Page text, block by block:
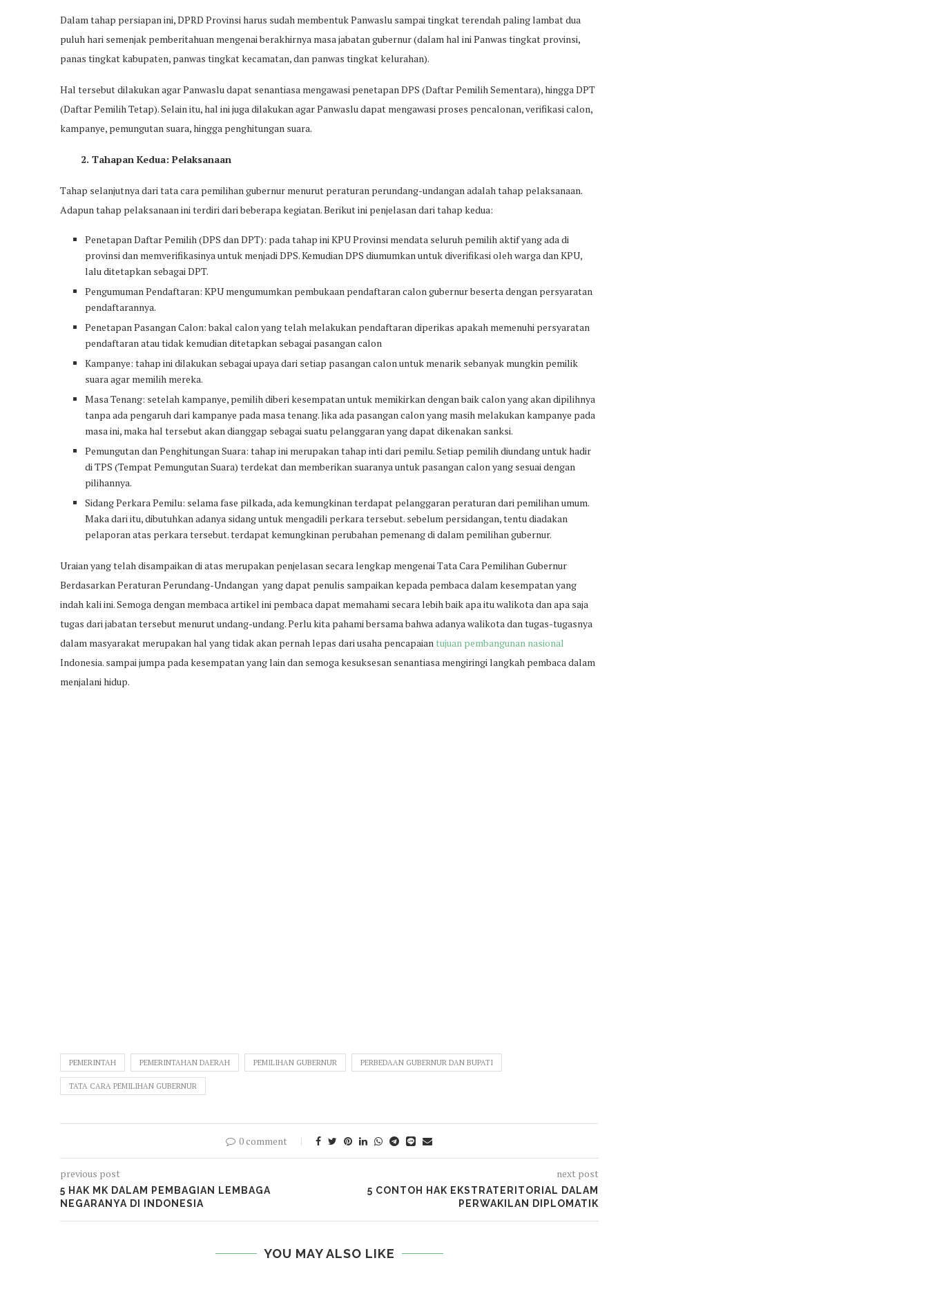
Dalam tahap persiapan ini, DPRD Provinsi harus sudah membentuk Panwaslu sampai tingkat terendah paling lambat dua
puluh hari semenjak pemberitahuan mengenai berakhirnya masa jabatan gubernur (dalam hal ini Panwas tingkat provinsi,
panas tingkat kabupaten, panwas tingkat kecamatan, dan panwas tingkat kelurahan).
Hal tersebut dilakukan agar Panwaslu dapat senantiasa mengawasi penetapan DPS (Daftar Pemilih Sementara), hingga DPT
(Daftar Pemilih Tetap). Selain itu, hal ini juga dilakukan agar Panwaslu dapat mengawasi proses pencalonan, verifikasi calon,
kampanye, pemungutan suara, hingga penghitungan suara.
2. Tahapan Kedua: Pelaksanaan
Tahap selanjutnya dari tata cara pemilihan gubernur menurut peraturan perundang-undangan adalah tahap pelaksanaan.
Adapun tahap pelaksanaan ini terdiri dari beberapa kegiatan. Berikut ini penjelasan dari tahap kedua:
Penetapan Daftar Pemilih (DPS dan DPT): pada tahap ini KPU Provinsi mendata seluruh pemilih aktif yang ada di
provinsi dan memverifikasinya untuk menjadi DPS. Kemudian DPS diumumkan untuk diverifikasi oleh warga dan KPU,
lalu ditetapkan sebagai DPT.
Pengumuman Pendaftaran: KPU mengumumkan pembukaan pendaftaran calon gubernur beserta dengan persyaratan
pendaftarannya.
Penetapan Pasangan Calon: bakal calon yang telah melakukan pendaftaran diperikas apakah memenuhi persyaratan
pendaftaran atau tidak kemudian ditetapkan sebagai pasangan calon
Kampanye: tahap ini dilakukan sebagai upaya dari setiap pasangan calon untuk menarik sebanyak mungkin pemilik
suara agar memilih mereka.
Masa Tenang: setelah kampanye, pemilih diberi kesempatan untuk memikirkan dengan baik calon yang akan dipilihnya
tanpa ada pengaruh dari kampanye pada masa tenang. Jika ada pasangan calon yang masih melakukan kampanye pada
masa ini, maka hal tersebut akan dianggap sebagai suatu pelanggaran yang dapat dikenakan sanksi.
Pemungutan dan Penghitungan Suara: tahap ini merupakan tahap inti dari pemilu. Setiap pemilih diundang untuk hadir
di TPS (Tempat Pemungutan Suara) terdekat dan memberikan suaranya untuk pasangan calon yang sesuai dengan
pilihannya.
Sidang Perkara Pemilu: selama fase pilkada, ada kemungkinan terdapat pelanggaran peraturan dari pemilihan umum.
Maka dari itu, dibutuhkan adanya sidang untuk mengadili perkara tersebut. sebelum persidangan, tentu diadakan
pelaporan atas perkara tersebut. terdapat kemungkinan perubahan pemenang di dalam pemilihan gubernur.
Uraian yang telah disampaikan di atas merupakan penjelasan secara lengkap mengenai Tata Cara Pemilihan Gubernur
Berdasarkan Peraturan Perundang-Undangan yang dapat penulis sampaikan kepada pembaca dalam kesempatan yang
indah kali ini. Semoga dengan membaca artikel ini pembaca dapat memahami secara lebih baik apa itu walikota dan apa saja
tugas dari jabatan tersebut menurut undang-undang. Perlu kita pahami bersama bahwa adanya walikota dan tugas-tugasnya
dalam masyarakat merupakan hal yang tidak akan pernah lepas dari usaha pencapaiantujuan pembangunan nasional
Indonesia. sampai jumpa pada kesempatan yang lain dan semoga kesuksesan senantiasa mengiringi langkah pembaca dalam
menjalani hidup.
PEMERINTAH PEMERINTAHAN DAERAH PEMILIHAN GUBERNUR PERBEDAAN GUBERNUR DAN BUPATI
TATA CARA PEMILIHAN GUBERNUR
0 comment
previous post
5 HAK MK DALAM PEMBAGIAN LEMBAGA
NEGARANYA DI INDONESIA
next post
5 CONTOH HAK EKSTRATERITORIAL DALAM
PERWAKILAN DIPLOMATIK
YOU MAY ALSO LIKE